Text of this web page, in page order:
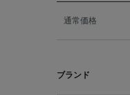
12月 タンザナイト
通常価格
ブランド